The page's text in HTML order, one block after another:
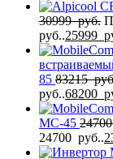
30999руб.
руб..25999
85 83215
руб..68200
MC-45
24700 руб..